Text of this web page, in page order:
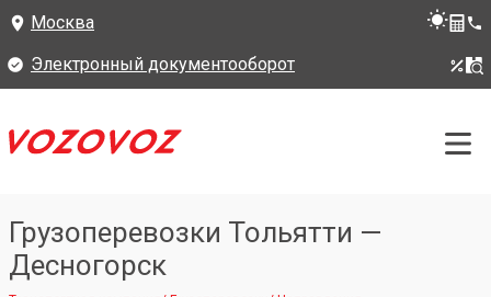
Москва
Электронный документооборот
Грузоперевозки Тольятти —
Десногорск